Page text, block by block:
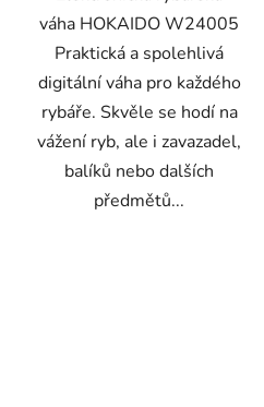
váha HOKAIDO W24005
Praktická a spolehlivá
digitální váha pro každého
rybáře. Skvěle se hodí na
vážení ryb, ale i zavazadel,
balíků nebo dalších
předmětů...